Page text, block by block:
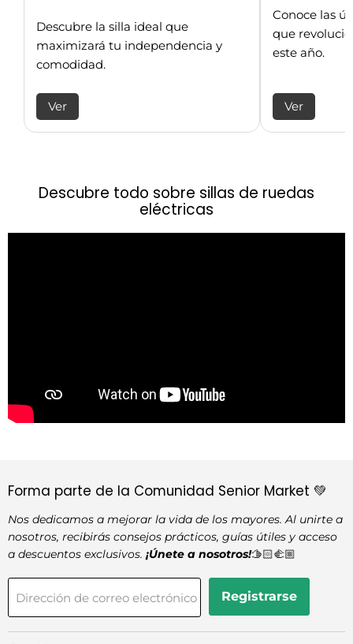
Descubre la silla ideal que
maximizará tu independencia y
comodidad.
Ver
Conoce las
que
este año.
Ver
Descubre todo sobre sillas de ruedas
eléctricas
Forma parte de la Comunidad Senior Market 💚
Nos dedicamos a mejorar la vida de los mayores. Al unirte a
nosotros, recibirás consejos prácticos, guías útiles y acceso
a descuentos exclusivos. ¡Únete a nosotros!🫱🏻‍🫲🏼
Dirección de correo electrónico Registrarse